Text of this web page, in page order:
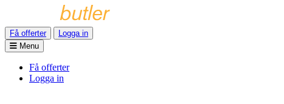
Få offerter
Logga in
Menu
Få offerter
Logga in